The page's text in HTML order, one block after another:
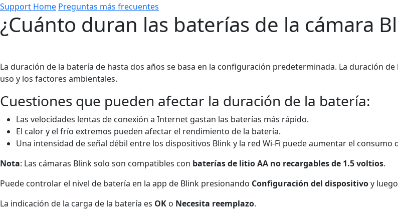
Support Home Preguntas más frecuentes
¿Cuánto duran las baterías de la cámara
La duración de la batería de hasta dos años se basa en la configuración predeterminada. La duración
uso y los factores ambientales.
Cuestiones que pueden afectar la duración de la batería:
Las velocidades lentas de conexión a Internet gastan las baterías más rápido.
El calor y el frío extremos pueden afectar el rendimiento de la batería.
Una intensidad de señal débil entre los dispositivos Blink y la red Wi-Fi puede aumentar el consumo
Nota: Las cámaras Blink solo son compatibles con baterías de litio AA no recargables de 1.5 voltios.
Puede controlar el nivel de batería en la app de Blink presionando Configuración del dispositivoy luego
La indicación de la carga de la batería es OK o Necesita reemplazo.